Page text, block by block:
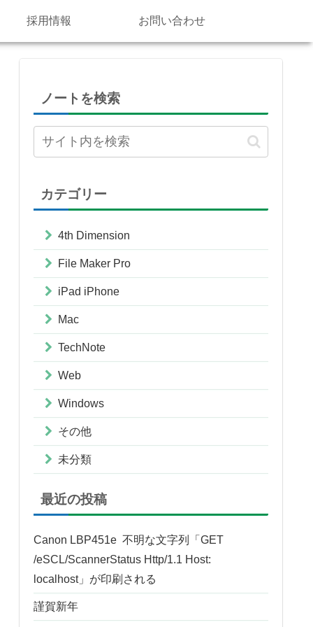
採用情報 お問い合わせ
ノートを検索
カテゴリー
4th Dimension
File Maker Pro
iPad iPhone
Mac
TechNote
Web
Windows
その他
未分類
最近の投稿
Canon LBP451e 不明な文字列「GET
/eSCL/ScannerStatus Http/1.1 Host:
localhost」が印刷される
謹賀新年